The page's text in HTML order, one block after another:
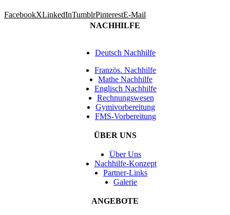
FacebookXLinkedInTumblrPinterestE-Mail
NACHHILFE
Deutsch Nachhilfe
Französ. Nachhilfe
Mathe Nachhilfe
Englisch Nachhilfe
Rechnungswesen
Gymivorbereitung
FMS-Vorbereitung
ÜBER UNS
Über Uns
Nachhilfe-Konzept
Partner-Links
Galerie
ANGEBOTE